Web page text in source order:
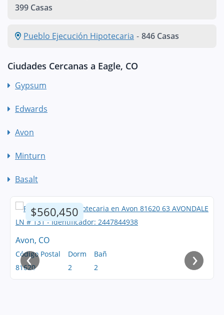
399 Casas
Pueblo Ejecución Hipotecaria - 846 Casas
Ciudades Cercanas a Eagle, CO
Gypsum
Edwards
Avon
Minturn
Basalt
$560,450
Avon, CO
Código Postal
81620
Dorm
2
Bañ
2
‹ ›